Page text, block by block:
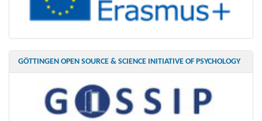
GÖTTINGEN OPEN SOURCE & SCIENCE INITIATIVE OF PSYCHOLOGY